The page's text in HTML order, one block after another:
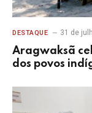
DESTAQUE 31 de
Aragwaksã
dos povos